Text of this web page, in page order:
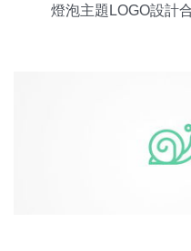
燈泡主題LOGO設計